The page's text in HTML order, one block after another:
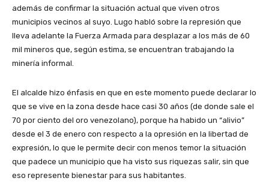
además de confirmar la situación actual que viven otros
municipios vecinos al suyo. Lugo habló sobre la represión que
lleva adelante la Fuerza Armada para desplazar a los más de 60
mil mineros que, según estima, se encuentran trabajando la
minería informal.
El alcalde hizo énfasis en que en este momento puede declarar lo
que se vive en la zona desde hace casi 30 años (de donde sale el
70 por ciento del oro venezolano), porque ha habido un “alivio”
desde el 3 de enero con respecto a la opresión en la libertad de
expresión, lo que le permite decir con menos temor la situación
que padece un municipio que ha visto sus riquezas salir, sin que
eso represente bienestar para sus habitantes.